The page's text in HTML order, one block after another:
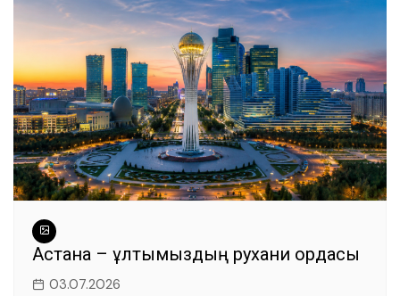
Астана – ұлтымыздың рухани ордасы
03.07.2026